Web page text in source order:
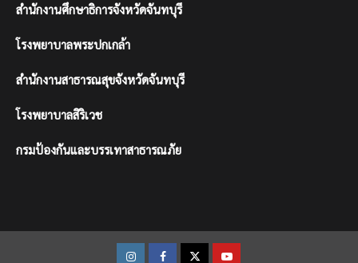
สำนักงานศึกษาธิการจังหวัดจันทบุรี
โรงพยาบาลพระปกเกล้า
สำนักงานสาธารณสุขจังหวัดจันทบุรี
โรงพยาบาลสิริเวช
กรมป้องกันและบรรเทาสาธารณภัย